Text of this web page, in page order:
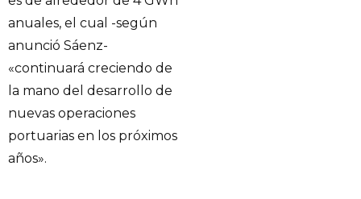
anuales, el cual -según
anunció Sáenz-
«continuará creciendo de
la mano del desarrollo de
nuevas operaciones
portuarias en los próximos
años».